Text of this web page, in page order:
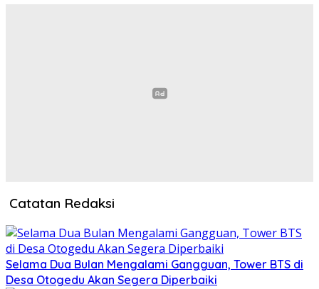
Catatan Redaksi
Selama Dua Bulan Mengalami Gangguan, Tower BTS di
Desa Otogedu Akan Segera Diperbaiki